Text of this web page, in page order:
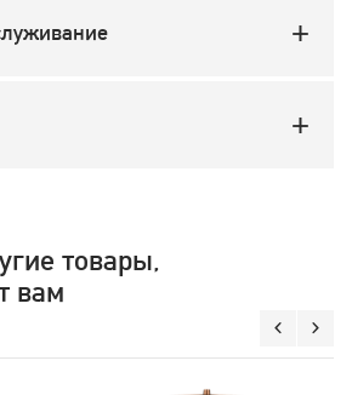
товары,
вам